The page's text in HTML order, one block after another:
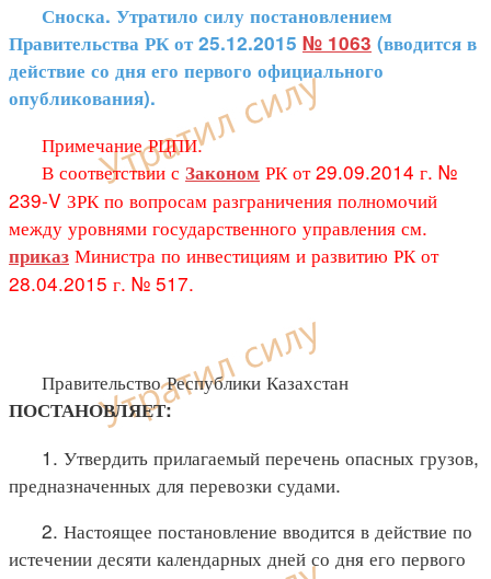
Сноска. Утратило силу постановлением
Правительства РК от 25.12.2015 № 1063 (вводится в
действие со дня его первого официального
опубликования).
Примечание РЦПИ.
В соответствии с Законом РК от 29.09.2014 г. №
239-V ЗРК по вопросам разграничения полномочий
между уровнями государственного управления см.
приказ Министра по инвестициям и развитию РК от
28.04.2015 г. № 517.
Правительство Республики Казахстан
ПОСТАНОВЛЯЕТ:
1. Утвердить прилагаемый перечень опасных грузов,
предназначенных для перевозки судами.
2. Настоящее постановление вводится в действие по
истечении десяти календарных дней со дня его первого